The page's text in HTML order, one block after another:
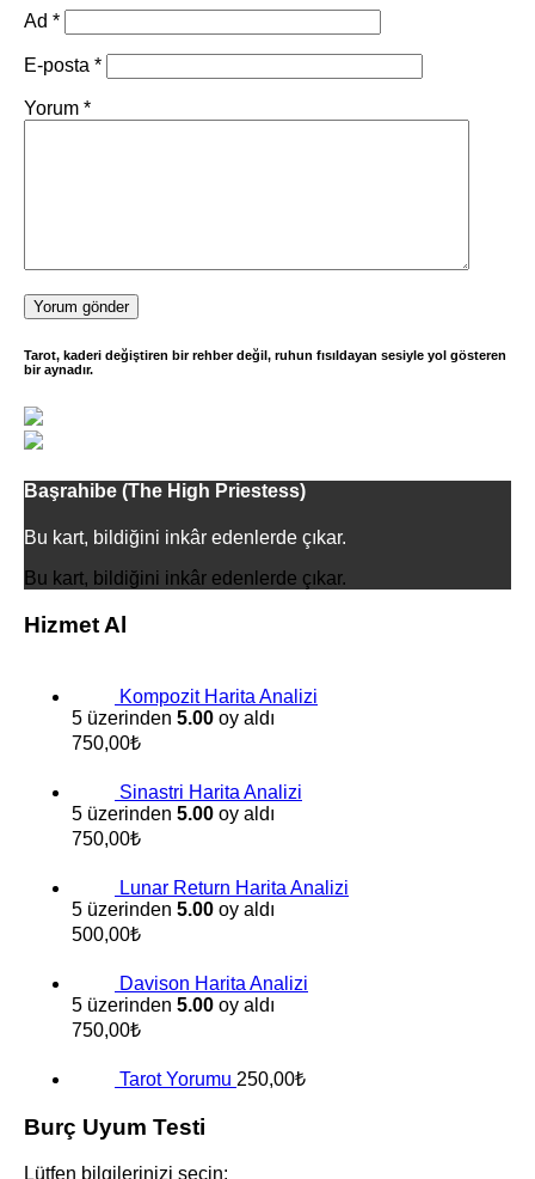
Ad *
E-posta *
Yorum *
Tarot, kaderi değiştiren bir rehber değil, ruhun fısıldayan sesiyle yol gösteren
bir aynadır.
Başrahibe (The High Priestess)
Bu kart, bildiğini inkâr edenlerde çıkar.
Bu kart, bildiğini inkâr edenlerde çıkar.
Hizmet Al
Kompozit Harita Analizi
5 üzerinden 5.00 oy aldı
750,00₺
Sinastri Harita Analizi
5 üzerinden 5.00 oy aldı
750,00₺
Lunar Return Harita Analizi
5 üzerinden 5.00 oy aldı
500,00₺
Davison Harita Analizi
5 üzerinden 5.00 oy aldı
750,00₺
Tarot Yorumu 250,00₺
Burç Uyum Testi
Lütfen bilgilerinizi seçin: